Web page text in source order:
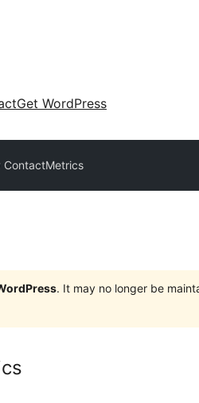
Get WordPress
ContactMetrics
. It may no longer be